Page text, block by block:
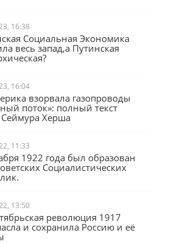
16:38
Социальная Экономика
весь запад,а Путинская
16:04
взорвала газопроводы
поток»: полный текст
Сеймура Херша
11:33
1922 года был образован
Социалистических
13:50
революция 1917
и сохранила Россию и её